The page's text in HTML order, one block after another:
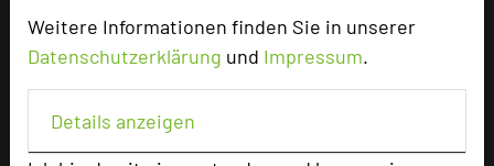
Weitere Informationen finden Sie in unserer
Datenschutzerklärung und Impressum.
Details anzeigen
91 Seiten dieses Hotels wurden in den vergangenen
30 Tagen auf diesem Portal aufgerufen.